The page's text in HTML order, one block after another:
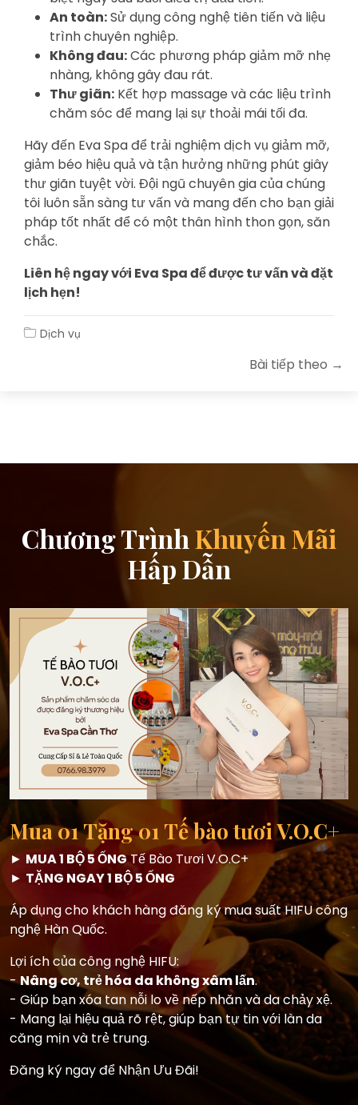
An toàn:Sử dụng công nghệ tiên tiến và liệu
trình chuyên nghiệp.
Không đau:Các phương pháp giảm mỡ nhẹ
nhàng, không gây đau rát.
Thư giãn: Kết hợp massage và các liệu trình
chăm sóc để mang lại sự thoải mái tối đa.
Hãy đến Eva Spa để trải nghiệm dịch vụ giảm mỡ,
giảm béo hiệu quả và tận hưởng những phút giây
thư giãn tuyệt vời. Đội ngũ chuyên gia của chúng
tôi luôn sẵn sàng tư vấn và mang đến cho bạn giải
pháp tốt nhất để có một thân hình thon gọn, săn
chắc.
Liên hệ ngay với Eva Spa để được tư vấn và đặt
lịch hẹn!
Dịch vụ
Bài tiếp theo →
Chương TrìnhKhuyến Mãi
Hấp Dẫn
Mua 01 Tặng 01 Tế bào tươi V.O.C+
► MUA 1 BỘ 5 ỐNGTế Bào Tươi V.O.C+
► TẶNG NGAY 1 BỘ 5 ỐNG
Áp dụng cho khách hàng đăng ký mua suất HIFU công
nghệ Hàn Quốc.
Lợi ích của công nghệ HIFU:
-Nâng cơ, trẻ hóa da không xâm lấn.
- Giúp bạn xóa tan nỗi lo về nếp nhăn và da chảy xệ.
- Mang lại hiệu quả rõ rệt, giúp bạn tự tin với làn da
căng mịn và trẻ trung.
Đăng ký ngay để Nhận Ưu Đãi!